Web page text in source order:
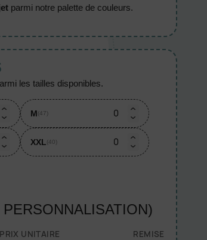
parmi notre palette de couleurs.
les tailles disponibles.
M(47)
XXL(40)
PRIX UNITAIRE REMISE